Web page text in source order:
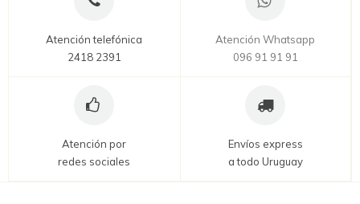
Atención telefónica
2418 2391
Atención Whatsapp
096 91 91 91
Atención por
redes sociales
Envíos express
a todo Uruguay